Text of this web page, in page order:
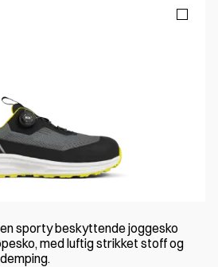
sporty beskyttende joggesko
med luftig strikket stoff og